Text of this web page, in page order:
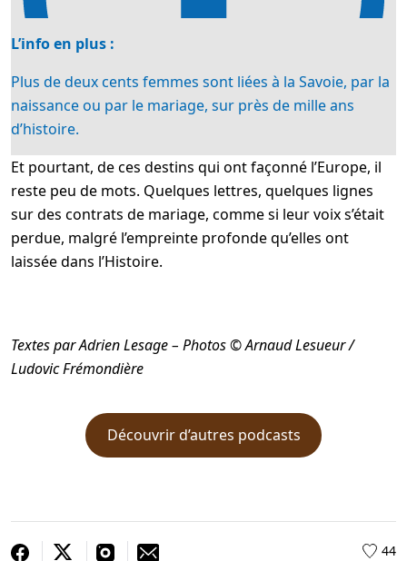
L’info en plus :
Plus de deux cents femmes sont liées à la Savoie, par la
naissance ou par le mariage, sur près de mille ans
d’histoire.
Et pourtant, de ces destins qui ont façonné l’Europe, il
reste peu de mots. Quelques lettres, quelques lignes
sur des contrats de mariage, comme si leur voix s’était
perdue, malgré l’empreinte profonde qu’elles ont
laissée dans l’Histoire.
Textes par Adrien Lesage – Photos © Arnaud Lesueur /
Ludovic Frémondière
Découvrir d’autres podcasts
44